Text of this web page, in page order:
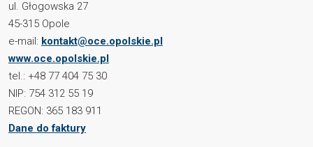
ul. Głogowska 27
45-315 Opole
e-mail: kontakt@oce.opolskie.pl
www.oce.opolskie.pl
tel.: +48 77 404 75 30
NIP: 754 312 55 19
REGON: 365 183 911
Dane do faktury